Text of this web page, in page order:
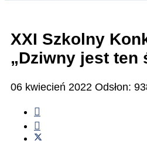
XXI Szkolny
„Dziwny jest ten
06 kwiecień 2022 Odsłon: